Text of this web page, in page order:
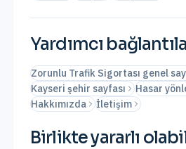
Yardımcı
Zorunlu Trafik Sigortası genel
Kayseri şehir sayfası
Hasar
Hakkımızda
İletişim
Birlikte yararlı